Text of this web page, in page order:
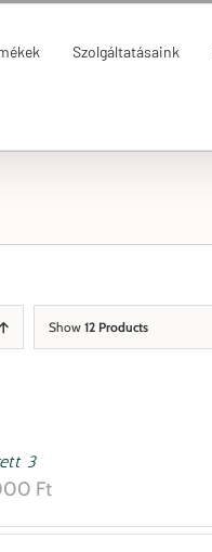
Szolgáltatásaink
Show 12 Products
3
Ft